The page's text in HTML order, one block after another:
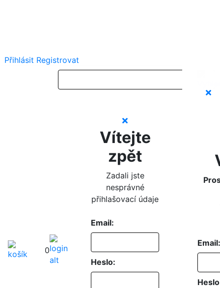
Přihlásit Registrovat
0
Vítejte
zpět
Zadali jste
nesprávné
přihlašovací údaje
Email:
Heslo:
Email: